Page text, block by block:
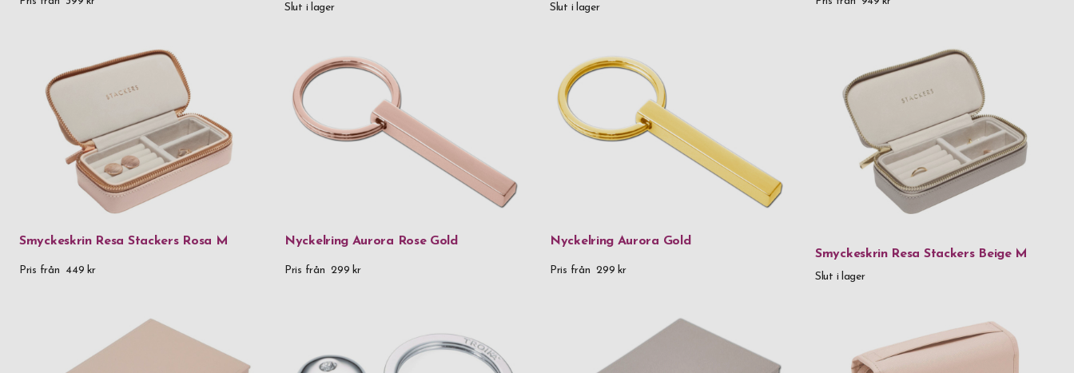
Troika
Vezzosi
Zack
90% återvunnet rostfritt stål, silikon & plast
Slut i lager Slut i lager
Smyckeskrin Resa Stackers Rosa M
Pris från 449 kr
Nyckelring Aurora Rose Gold
Pris från 299 kr
Nyckelring Aurora Gold
Pris från 299 kr
Smyckeskrin Resa Stackers Beige M
Slut i lager